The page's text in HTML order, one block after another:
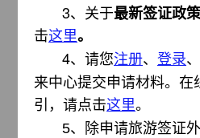
锦绣华南
黄河流域以及蜿蜒曲折的1.8万
3、关于最新签证政
击这里。
4、请您注册、登录
来中心提交申请材料。
引，请点击这里。
5、 除申请旅游签证